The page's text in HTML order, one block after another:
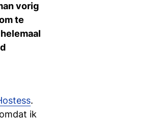
vorig
te
.
ik